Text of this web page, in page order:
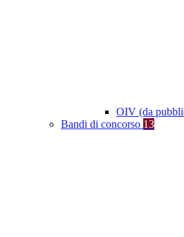
OIV (da
Bandi di concorso 13